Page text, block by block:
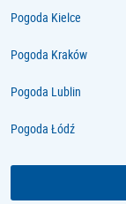
Pogoda Kielce
Pogoda Kraków
Pogoda Lublin
Pogoda Łódź